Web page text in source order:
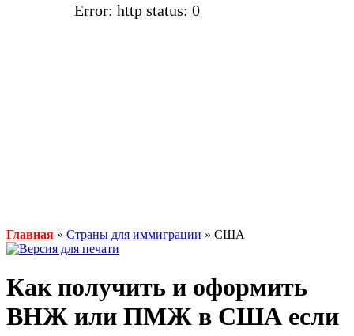
Error: http status: 0
Главная » Страны для иммиграции » США
Как получить и оформить
ВНЖ или ПМЖ в США если